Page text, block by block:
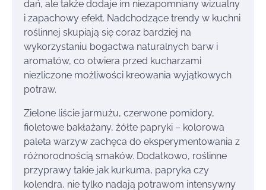
dań, ale także dodaje im niezapomniany wizualny
i zapachowy efekt. Nadchodzące trendy w kuchni
roślinnej skupiają się coraz bardziej na
wykorzystaniu bogactwa naturalnych barw i
aromatów, co otwiera przed kucharzami
niezliczone możliwości kreowania wyjątkowych
potraw.
Zielone liście jarmużu, czerwone pomidory,
fioletowe bakłażany, żółte papryki – kolorowa
paleta warzyw zachęca do eksperymentowania z
różnorodnością smaków. Dodatkowo, roślinne
przyprawy takie jak kurkuma, papryka czy
kolendra, nie tylko nadają potrawom intensywny